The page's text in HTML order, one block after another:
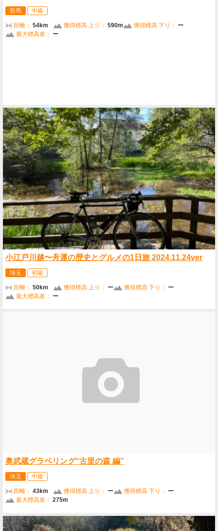
群馬 中級
距離： 54km 獲得標高 上り： 590m 獲得標高 下り：
ー
最大標高差：
ー
小江戸川越〜舟運の歴史とグルメの1日旅 2024.11.24ver
埼玉 初級
距離： 50km 獲得標高 上り： ー 獲得標高 下り：
ー
最大標高差：
ー
奥武蔵グラベリング“古里の森 編”
埼玉 中級
距離： 43km 獲得標高 上り： ー 獲得標高 下り：
ー
最大標高差： 275m